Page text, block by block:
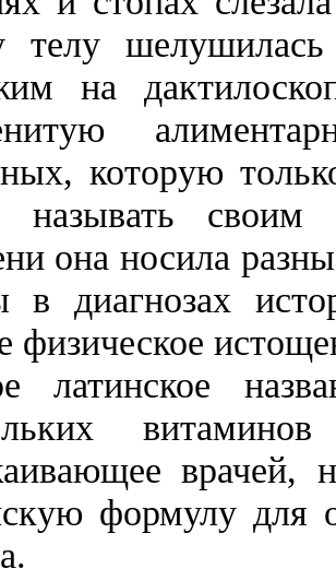
телу
на
которую
называть
она носила
в диагнозах
физическое
латинское
формулу для